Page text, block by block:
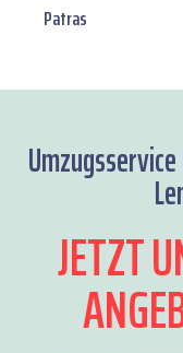
Patras
JETZT